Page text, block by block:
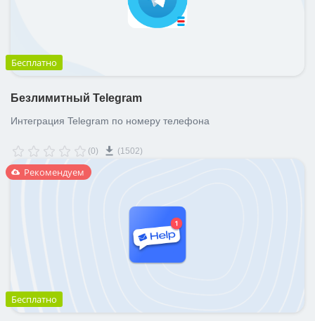
Бесплатно
Безлимитный Telegram
Интеграция Telegram по номеру телефона
(0) (1502)
Рекомендуем
Бесплатно